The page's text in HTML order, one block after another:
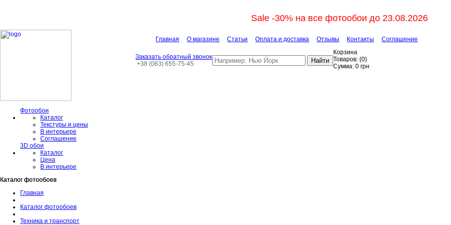
Sale -30% на все фотообои до 23.08.2026
Главная О магазине Статьи Оплата и доставка Отзывы Контакты Соглашение
Заказать обратный звонок
+38 (063) 655-75-45
Найти
Корзина
Товаров: (0)
Сумма: 0 грн
Фотообои
Каталог
Текстуры и цены
В интерьере
Соглашение
3D обои
Каталог
Цена
В интерьере
Каталог фотообоев
Каталог фотообоев
Главная
Каталог фотообоев
Техника и транспорт